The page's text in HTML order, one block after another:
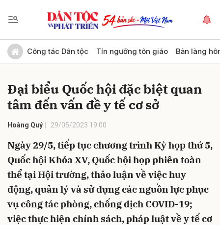
Công tác Dân tộc Tín ngưỡng tôn giáo Bản làng
Đại biểu Quốc hội đặc biệt quan
tâm đến vấn đề y tế cơ sở
Hoàng Quý 29/05/2023 19:00
Ngày 29/5, tiếp tục chương trình Kỳ họp thứ 5,
Quốc hội Khóa XV, Quốc hội họp phiên toàn
thể tại Hội trường, thảo luận về việc huy
động, quản lý và sử dụng các nguồn lực phục
vụ công tác phòng, chống dịch COVID-19;
việc thực hiện chính sách, pháp luật về y tế cơ
Gửi bình luận
Hủy Gửi